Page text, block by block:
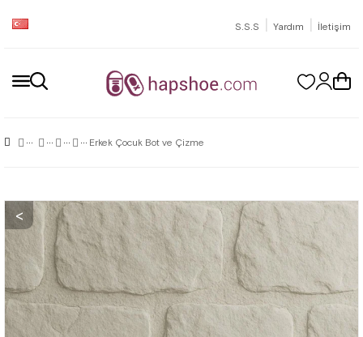
S.S.S | Yardım | İletişim
Erkek Çocuk Bot ve Çizme